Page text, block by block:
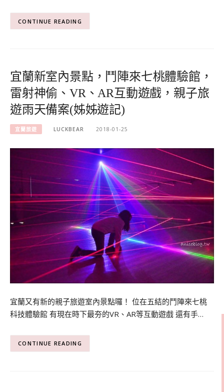
CONTINUE READING
宜蘭新室內景點，鬥陣來七桃體驗館，
雷射神偷、VR、AR互動遊戲，親子旅
遊雨天備案(姊姊遊記)
宜蘭旅遊 LUCKBEAR 2018-01-25
宜蘭又有新的親子旅遊室內景點囉！ 位在五結的鬥陣來七桃
科技體驗館 有現在時下最夯的VR、AR等互動遊戲 還有手…
CONTINUE READING